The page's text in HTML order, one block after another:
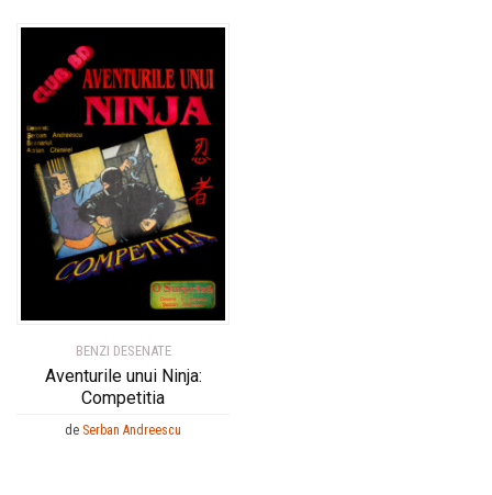
BENZI DESENATE
Aventurile unui Ninja:
Competitia
de Serban Andreescu